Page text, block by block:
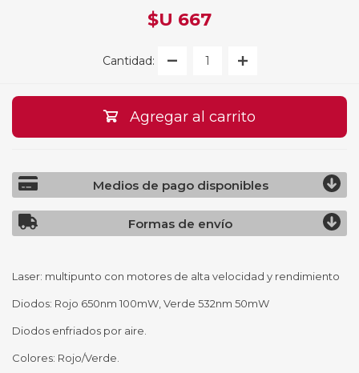
$U 667
Cantidad:
Agregar al carrito
Medios de pago disponibles
Formas de envío
Laser: multipunto con motores de alta velocidad y rendimiento
Diodos: Rojo 650nm 100mW, Verde 532nm 50mW
Diodos enfriados por aire.
Colores: Rojo/Verde.